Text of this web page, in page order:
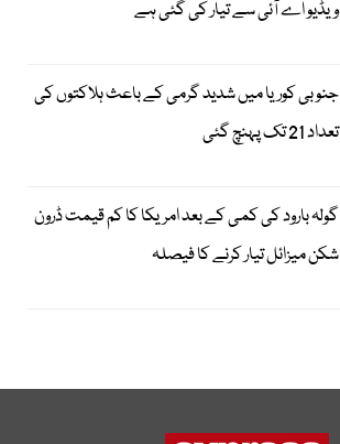
ویڈیو اے آئی سے تیار کی گئی ہے
جنوبی کوریا میں شدید گرمی کے باعث ہلاکتوں کی
تعداد 21 تک پہنچ گئی
گولہ بارود کی کمی کے بعد امریکا کا کم قیمت ڈرون
شکن میزائل تیار کرنے کا فیصلہ